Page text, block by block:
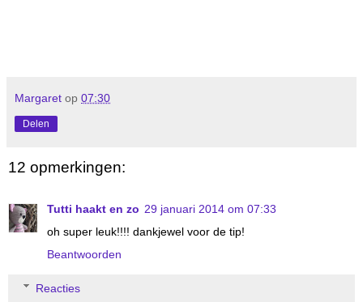
Margaret op 07:30
Delen
12 opmerkingen:
Tutti haakt en zo 29 januari 2014 om 07:33
oh super leuk!!!! dankjewel voor de tip!
Beantwoorden
Reacties